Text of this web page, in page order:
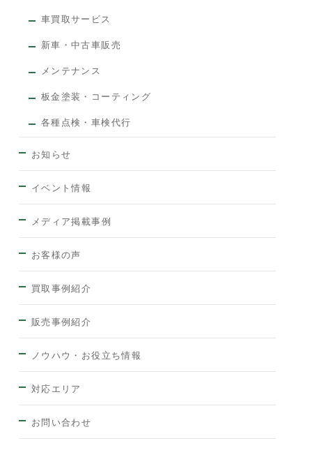
車買取サービス
新車・中古車販売
メンテナンス
板金塗装・コーティング
各種点検・車検代行
お知らせ
イベント情報
メディア掲載事例
お客様の声
買取事例紹介
販売事例紹介
ノウハウ・お役立ち情報
対応エリア
お問い合わせ